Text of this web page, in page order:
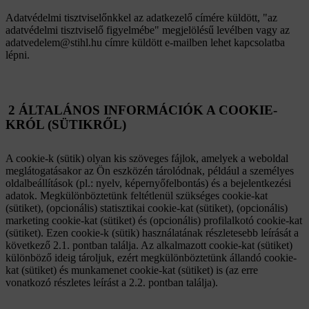
Adatvédelmi tisztviselőnkkel az adatkezelő címére küldött, "az
adatvédelmi tisztviselő figyelmébe" megjelölésű levélben vagy az
adatvedelem@stihl.hu címre küldött e-mailben lehet kapcsolatba
lépni.
2 ÁLTALÁNOS INFORMÁCIÓK A COOKIE-
KRÓL (SÜTIKRŐL)
A cookie-k (sütik) olyan kis szöveges fájlok, amelyek a weboldal
meglátogatásakor az Ön eszközén tárolódnak, például a személyes
oldalbeállítások (pl.: nyelv, képernyőfelbontás) és a bejelentkezési
adatok. Megkülönböztetünk feltétlenül szükséges cookie-kat
(sütiket), (opcionális) statisztikai cookie-kat (sütiket), (opcionális)
marketing cookie-kat (sütiket) és (opcionális) profilalkotó cookie-kat
(sütiket). Ezen cookie-k (sütik) használatának részletesebb leírását a
következő 2.1. pontban találja. Az alkalmazott cookie-kat (sütiket)
különböző ideig tároljuk, ezért megkülönböztetünk állandó cookie-
kat (sütiket) és munkamenet cookie-kat (sütiket) is (az erre
vonatkozó részletes leírást a 2.2. pontban találja).